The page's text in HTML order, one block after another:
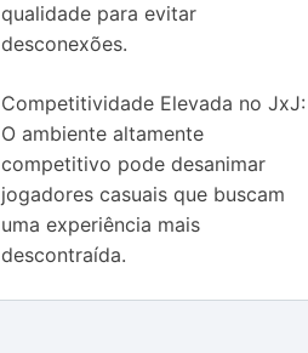
qualidade para evitar
desconexões.
Competitividade Elevada no JxJ:
O ambiente altamente
competitivo pode desanimar
jogadores casuais que buscam
uma experiência mais
descontraída.